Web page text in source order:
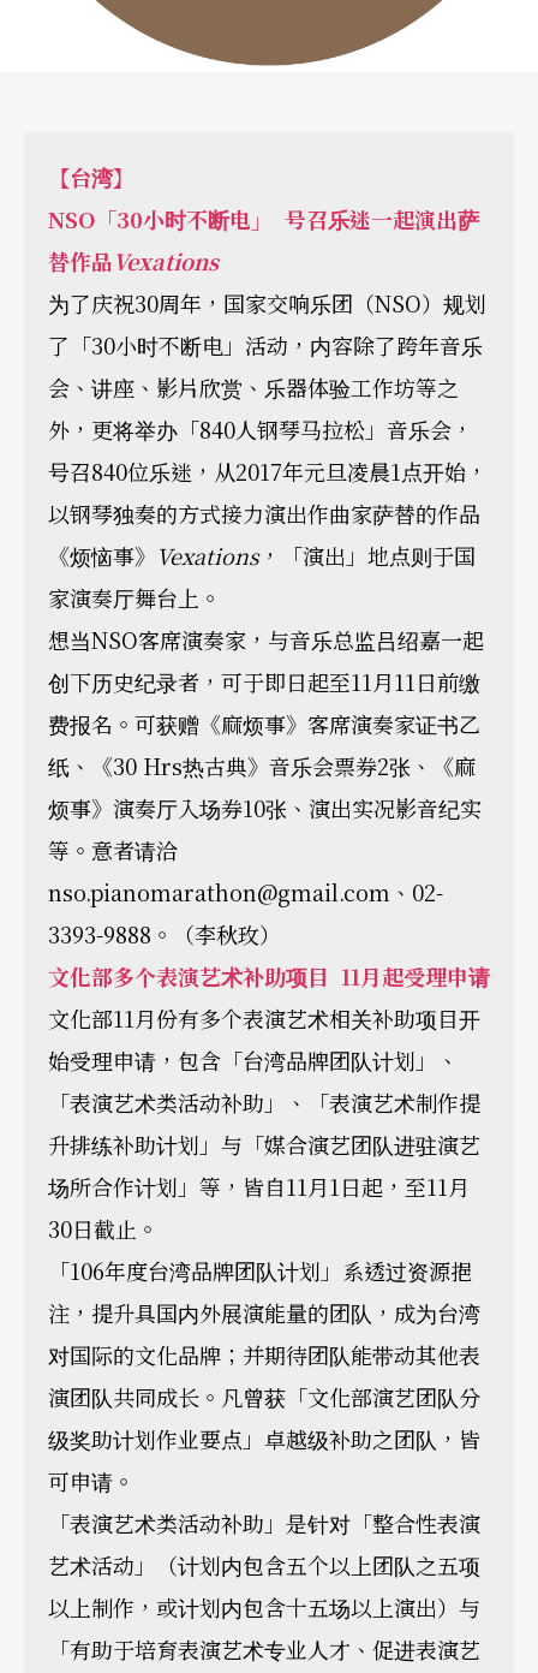
【台湾】
NSO 「30小时不断电」
号召乐迷一起演出萨
替作品Vexations
为了庆祝30周年，国家交响乐团（NSO）规划
了「30小时不断电」活动，内容除了跨年音乐
会、讲座、影片欣赏、乐器体验工作坊等之
外，更将举办「840人钢琴马拉松」音乐会，
号召840位乐迷，从2017年元旦凌晨1点开始，
以钢琴独奏的方式接力演出作曲家萨替的作品
《烦恼事》 Vexations，「演出」地点则于国
家演奏厅舞台上。
想当NSO客席演奏家，与音乐总监吕绍嘉一起
创下历史纪录者，可于即日起至11月11日前缴
费报名。可获赠《麻烦事》客席演奏家证书乙
纸、《30 Hrs热古典》音乐会票券2张、《麻
烦事》演奏厅入场券10张、演出实况影音纪实
等。意者请洽
nso.pianomarathon@gmail.com、02-
3393-9888。（李秋玫）
文化部多个表演艺术补助项目 11月起受理申请
文化部11月份有多个表演艺术相关补助项目开
始受理申请，包含「台湾品牌团队计划」、
「表演艺术类活动补助」、「表演艺术制作提
升排练补助计划」与「媒合演艺团队进驻演艺
场所合作计划」等，皆自11月1日起，至11月
30日截止。
「106年度台湾品牌团队计划」系透过资源挹
注，提升具国内外展演能量的团队，成为台湾
对国际的文化品牌；并期待团队能带动其他表
演团队共同成长。凡曾获「文化部演艺团队分
级奖助计划作业要点」卓越级补助之团队，皆
可申请。
「表演艺术类活动补助」是针对「整合性表演
艺术活动」（计划内包含五个以上团队之五项
以上制作，或计划内包含十五场以上演出）与
「有助于培育表演艺术专业人才、促进表演艺